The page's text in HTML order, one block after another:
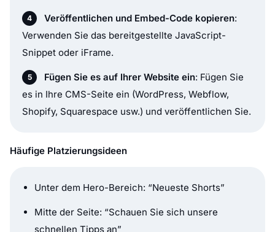
Veröffentlichen und Embed-Code kopieren:
Verwenden Sie das bereitgestellte JavaScript-
Snippet oder iFrame.
Fügen Sie es auf Ihrer Website ein: Fügen Sie
es in Ihre CMS-Seite ein (WordPress, Webflow,
Shopify, Squarespace usw.) und veröffentlichen Sie.
Häufige Platzierungsideen
Unter dem Hero-Bereich: “Neueste Shorts”
Mitte der Seite: “Schauen Sie sich unsere
schnellen Tipps an”